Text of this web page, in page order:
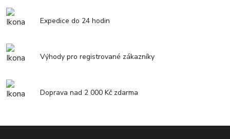
Expedice do 24 hodin
Výhody pro registrované zákazníky
Doprava nad 2 000 Kč zdarma